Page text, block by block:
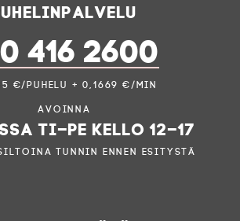
416 2600
€/puhelu + 0,1669 €/min
Avoinna
ti–pe kello 12–17
tunnin ennen esitystä